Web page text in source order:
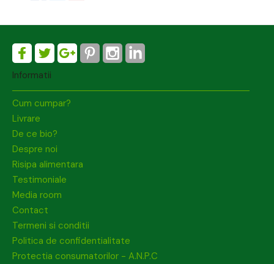
Informatii
Cum cumpar?
Livrare
De ce bio?
Despre noi
Risipa alimentara
Testimoniale
Media room
Contact
Termeni si conditii
Politica de confidentialitate
Protectia consumatorilor - A.N.P.C